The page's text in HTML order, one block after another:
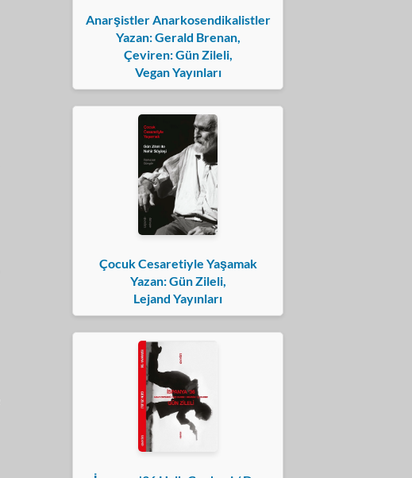
Anarşistler Anarkosendikalistler
Yazan: Gerald Brenan,
Çeviren: Gün Zileli,
Vegan Yayınları
Çocuk Cesaretiyle Yaşamak
Yazan: Gün Zileli,
Lejand Yayınları